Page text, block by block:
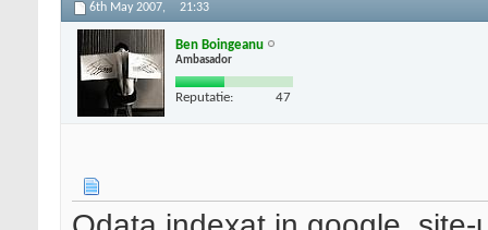
6th May 2007, 21:33
Ben Boingeanu
Ambasador
Reputatie: 47